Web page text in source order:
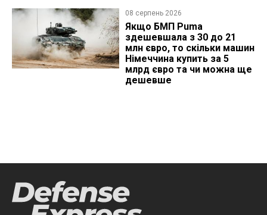
08 серпень 2026
Якщо БМП Puma
здешевшала з 30 до 21
млн євро, то скільки машин
Німеччина купить за 5
млрд євро та чи можна ще
дешевше